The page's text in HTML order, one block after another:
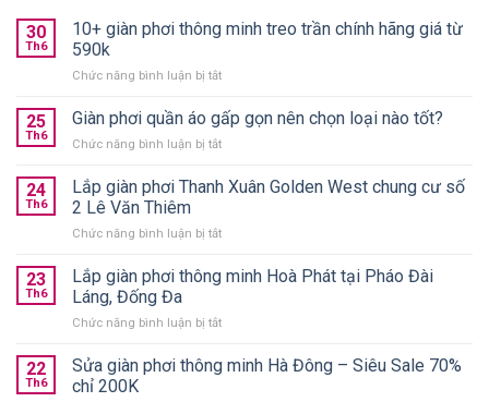
30
Th6
10+ giàn phơi thông minh treo trần chính hãng giá từ
590k
Chức năng bình luận bị tắtở
giàn
phơi
thông
treo
hãng
từ
25
Th6
Giàn phơi quần áo gấp gọn nên chọn loại nào tốt?
Chức năng bình luận bị tắtở
phơi
gấp
nên
nào
24
Th6
Lắp giàn phơi Thanh Xuân Golden West chung cư số
2 Lê Văn Thiêm
Chức năng bình luận bị tắtở
giàn
Xuân
West
23
Th6
Lắp giàn phơi thông minh Hoà Phát tại Pháo Đài
Láng, Đống Đa
Chức năng bình luận bị tắtở
giàn
phơi
22
Th6
Sửa giàn phơi thông minh Hà Đông – Siêu Sale 70%
chỉ 200K